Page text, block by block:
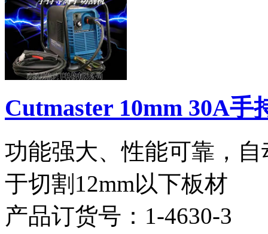
Cutmaster 10mm 30A手
功能强大、性能可靠，
于切割12mm以下板材
产品订货号： 1-4630-3